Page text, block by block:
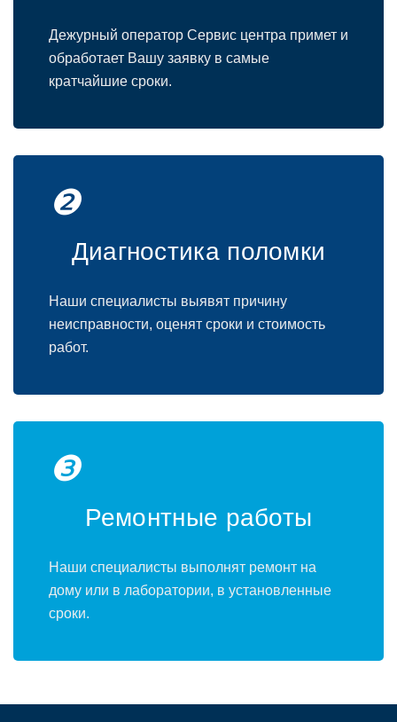
Дежурный оператор Сервис центра примет и
обработает Вашу заявку в самые
кратчайшие сроки.
❷
Диагностика поломки
Наши специалисты выявят причину
неисправности, оценят сроки и стоимость
работ.
❸
Ремонтные работы
Наши специалисты выполнят ремонт на
дому или в лаборатории, в установленные
сроки.